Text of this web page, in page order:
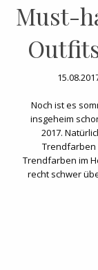
Must-
Noch ist es
insgeheim
2017.
Trendfarben
Trendfarben im
recht schwer